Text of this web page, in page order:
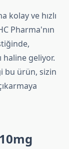
kolay ve hızlı
Pharma'nın
haline geliyor.
bu ürün, sizin